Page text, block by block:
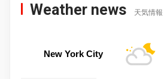
Weather news 天気情報
New York City